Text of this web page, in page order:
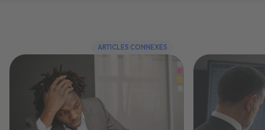
ARTICLES CONNEXES